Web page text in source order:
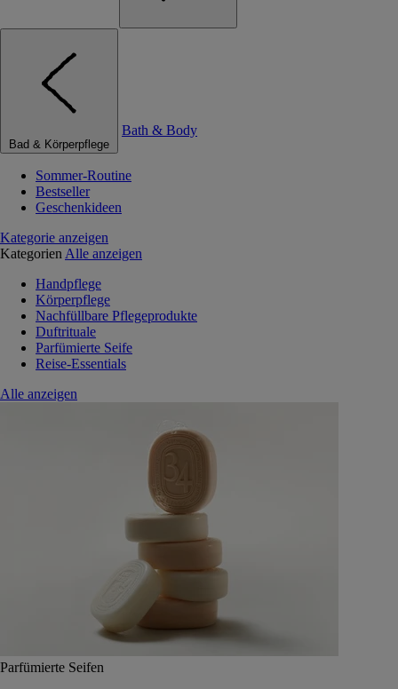
Bad & Körperpflege
Bath & Body
Sommer-Routine
Bestseller
Geschenkideen
Kategorie anzeigen
Kategorien Alle anzeigen
Handpflege
Körperpflege
Nachfüllbare Pflegeprodukte
Duftrituale
Parfümierte Seife
Reise-Essentials
Alle anzeigen
Parfümierte Seifen